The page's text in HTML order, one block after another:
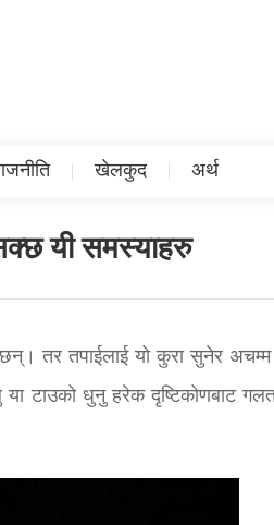
खेलकुद अर्थ
यी समस्याहरु
तर तपाईलाई यो कुरा सुनेर अचम्म
टाउको धुनु हरेक दृष्टिकोणबाट